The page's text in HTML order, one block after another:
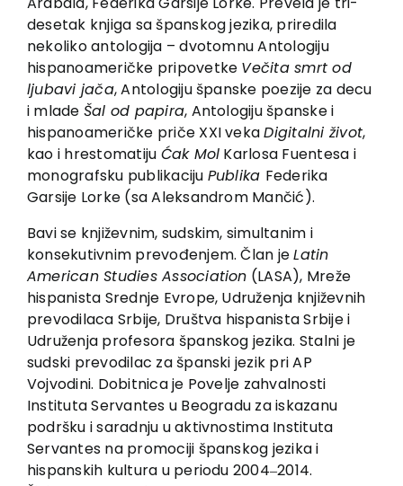
desetak knjiga sa španskog jezika, priredila
nekoliko antologija – dvotomnu Antologiju
hispanoameričke pripovetke Večita smrt od
ljuba­vi­ jača, Antolo­gi­ju­ španske­ poezi­je­ za decu
i mla­de Šal od papira­, Antologiju španske i
hispanoameričke priče XXI vekaDigitalni život,
kao i hrestomatiju Ćak Mol Karlosa Fuentesa i
monografsku publikaciju Publika Federika
Garsije Lorke (sa Aleksandrom Mančić).
Bavi se književnim, sudskim, simultanim i
konsekutiv­nim prevođenjem. Član jeLatin
American Studies Association (LASA), Mreže
hispanista Srednje Evrope, Udruženja književ­nih
prevodilaca Srbije, Društva hispanista Srbije i
Udruženja profesora španskog jezika. Stalni je
sudski prevodilac za špan­ski jezik pri AP
Vojvodini. Dobitnica je Povelje zahvalnosti
Instituta Servantes u Beogradu za iskazanu
podršku i sarad­nju u aktivnostima Instituta
Servantes na promociji španskog jezika i
hispanskih kultura u periodu 2004‒2014.